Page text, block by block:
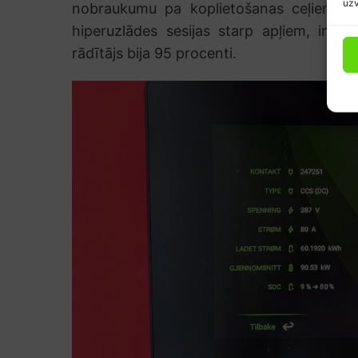
nobraukumu pa koplietošanas ceļiem
hiperuzlādes sesijas starp apļiem,
rādītājs bija 95 procenti.